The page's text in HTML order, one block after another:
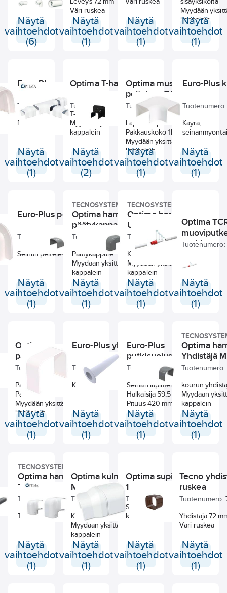
Näytä
vaihtoehdot
(6)
Väri ruskea
Näytä
vaihtoehdot
(1)
Näytä
vaihtoehdot
(1)
Myydään
kappalein
Näytä
vaihtoehdot
(1)
Euro-Plus peitelevy
Tuotenumero: 68010028
Peitelevy tiivisteellä
Näytä
vaihtoehdot
(1)
Optima T-haara DT
Tuotenumero:
767002252
T-haara kourulle
Myydään yksittäin
kappalein
Näytä
vaihtoehdot
(2)
Optima musta
peitelevy TA75
Tuotenumero: 767002312
Läpivienti peitelevy
Pakkauskoko 1kpl/5kpl
Myydään yksittäin
kappalein
Näytä
vaihtoehdot
(1)
Euro-Plus
Tuotenumero:
Käyrä,
Näytä
vaihtoehdot
(1)
Euro-Plus peitelevy
Tuotenumero: 68010009
Seinän peitelevy
Näytä
vaihtoehdot
(1)
TECNOSYSTEMI
Optima harmaa
päätykappale TC
Tuotenumero: 69362093
Päätykappale
Myydään yksittäin
kappalein
Näytä
vaihtoehdot
(1)
TECNOSYSTEMI
Optima harmaa
Ulkokulma CAE
Tuotenumero: 69362105
Kulman ympäri
Myydään yksittäin
kappalein
Näytä
vaihtoehdot
(1)
Optima
sovitin
Tuotenumero:
Sovitin TCR21
muoviputkelle-
Näytä
vaihtoehdot
(1)
Optima musta
päätykappale TC75
Tuotenumero: 767002324
Päätykappale
Pakkauskoko 1kpl/5kpl
Myydään yksittäin
kappalein
Näytä
vaihtoehdot
(1)
Euro-Plus yhdistäjä
Tuotenumero: 68010024
Kourun yhdistäjä
Näytä
vaihtoehdot
(1)
Euro-Plus
putkisuojus
Tuotenumero: 68010036
Seinän läpimenosuoja
Halkaisija 59,5 mm,
Pituus 420 mm
Näytä
vaihtoehdot
(1)
Optima
Yhdistäjä
Tuotenumero:
kourun
Myydään
kappalein
Näytä
vaihtoehdot
(1)
TECNOSYSTEMI
Optima harmaa
Taipuisa kouru MF
Tuotenumero: 69362091
Taipuisa kourun osa
Näytä
vaihtoehdot
(1)
Optima kulma oikea
MRD
Tuotenumero: 767002216
Kääntöheitto oikealle
Myydään yksittäin
kappalein
Näytä
vaihtoehdot
(1)
Optima supistus
102-75
Tuotenumero:
767002214
Supistuskappale 102
korusta 75 kouruun
Näytä
vaihtoehdot
(1)
Tecno
ruskea
Tuotenumero:
Yhdistäjä 72
Väri ruskea
Näytä
vaihtoehdot
(1)